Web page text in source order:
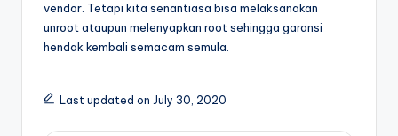
vendor. Tetapi kita senantiasa bisa melaksanakan
unroot ataupun melenyapkan root sehingga garansi
hendak kembali semacam semula.
Last updated on July 30, 2020